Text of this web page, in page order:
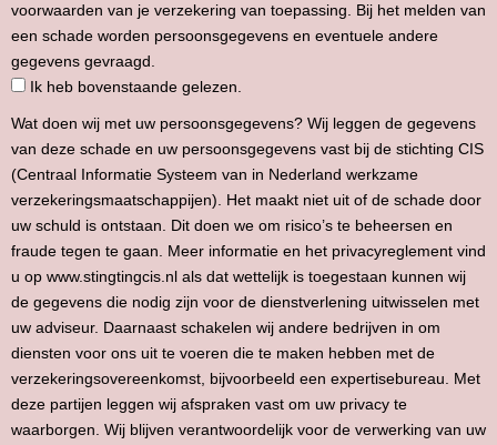
voorwaarden van je verzekering van toepassing. Bij het melden van
een schade worden persoonsgegevens en eventuele andere
gegevens gevraagd.
Ik heb bovenstaande gelezen.
Wat doen wij met uw persoonsgegevens? Wij leggen de gegevens
van deze schade en uw persoonsgegevens vast bij de stichting CIS
(Centraal Informatie Systeem van in Nederland werkzame
verzekeringsmaatschappijen). Het maakt niet uit of de schade door
uw schuld is ontstaan. Dit doen we om risico’s te beheersen en
fraude tegen te gaan. Meer informatie en het privacyreglement vind
u op www.stingtingcis.nl als dat wettelijk is toegestaan kunnen wij
de gegevens die nodig zijn voor de dienstverlening uitwisselen met
uw adviseur. Daarnaast schakelen wij andere bedrijven in om
diensten voor ons uit te voeren die te maken hebben met de
verzekeringsovereenkomst, bijvoorbeeld een expertisebureau. Met
deze partijen leggen wij afspraken vast om uw privacy te
waarborgen. Wij blijven verantwoordelijk voor de verwerking van uw